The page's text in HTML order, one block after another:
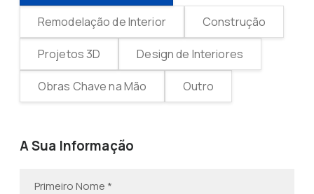
Remodelação de Interior Construção
Projetos 3D Design de Interiores
Obras Chave na Mão Outro
A Sua Informação